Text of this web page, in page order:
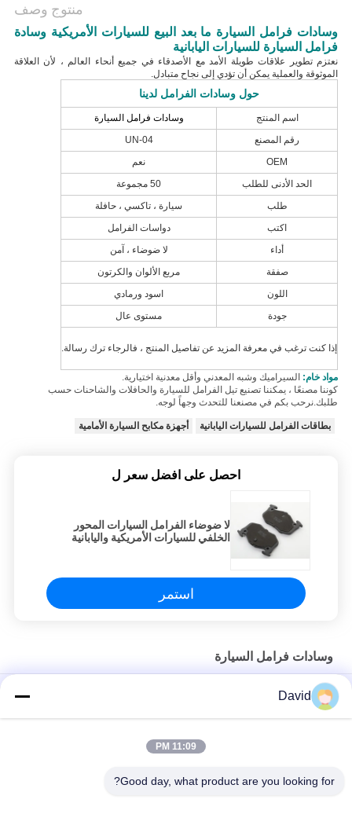
منتوج وصف
وسادات فرامل السيارة ما بعد البيع للسيارات الأمريكية وسادة
فرامل السيارة للسيارات اليابانية
نعتزم تطوير علاقات طويلة الأمد مع الأصدقاء في جميع أنحاء العالم ، لأن العلاقة
الموثوقة والعملية يمكن أن تؤدي إلى نجاح متبادل.
حول وسادات الفرامل لدينا
اسم المنتج
وسادات فرامل السيارة
رقم المصنع
UN-04
OEM
نعم
الحد الأدنى للطلب
50 مجموعة
طلب
سيارة ، تاكسي ، حافلة
اكتب
دواسات الفرامل
أداء
لا ضوضاء ، آمن
صفقة
مربع الألوان والكرتون
اللون
اسود ورمادي
جودة
مستوى عال
إذا كنت ترغب في معرفة المزيد عن تفاصيل المنتج ، فالرجاء ترك رسالة.
مواد خام: السيراميك وشبه المعدني وأقل معدنية اختيارية.
كوننا مصنعًا ، يمكننا تصنيع تيل الفرامل للسيارة والحافلات والشاحنات حسب
طلبك.نرحب بكم في مصنعنا للتحدث وجهاً لوجه.
بطاقات الفرامل للسيارات اليابانية أجهزة مكابح السيارة الأمامية
احصل على افضل سعر ل
لا ضوضاء الفرامل السيارات المحور
الخلفي للسيارات الأمريكية واليابانية
استمر
وسادات فرامل السيارة
تيل فرامل أمامية وخلفية للمركبة عالية الصلابة شبه معدنية
تيل فرامل أمامي وخلفي حسب الطلب لا توجد مقاومة للغبار للضوضاء
وسادات الفرامل الأمامية لسباق السيارات ، وسادات الفرامل عالية
David
11:09 PM
Good day, what product are you looking for?